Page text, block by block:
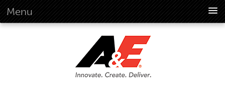
Menu